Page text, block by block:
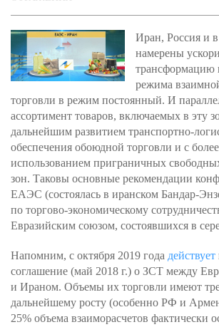
Иран, Россия и
намерены
трансформацию
режима
торговли в режим постоянный. И
ассортимент товаров, включаемых в эту
дальнейшим развитием транспортно-
обеспечения обоюдной торговли и с
использованием приграничных
зон. Таковы основные рекомендации
ЕАЭС (состоялась в иранском Бандар-
по торгово-экономическому
Евразийским союзом, состоявшихся в
Напомним, с октября 2019 года действует
соглашение (май 2018 г.) о ЗСТ между
и Ираном. Объемы их торговли имеют
дальнейшему росту (особенно РФ и
25% объема взаиморасчетов фактически